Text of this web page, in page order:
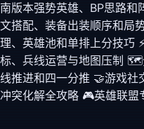
南版本强势英雄、BP思路和
文搭配、装备出装顺序和局
理、英雄池和单排上分技巧
标、兵线运营与地图压制 🗺️
线推进和四一分推 🤝游戏社
冲突化解全攻略 🎮英雄联盟